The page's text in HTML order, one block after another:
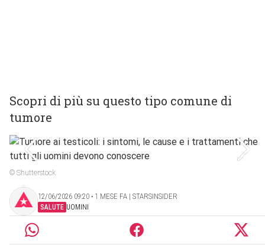
Scopri di più su questo tipo comune di
tumore
© Shutterstock
12/06/2026 09:20 ‧ 1 MESE FA | STARSINSIDER
SALUTE UOMINI